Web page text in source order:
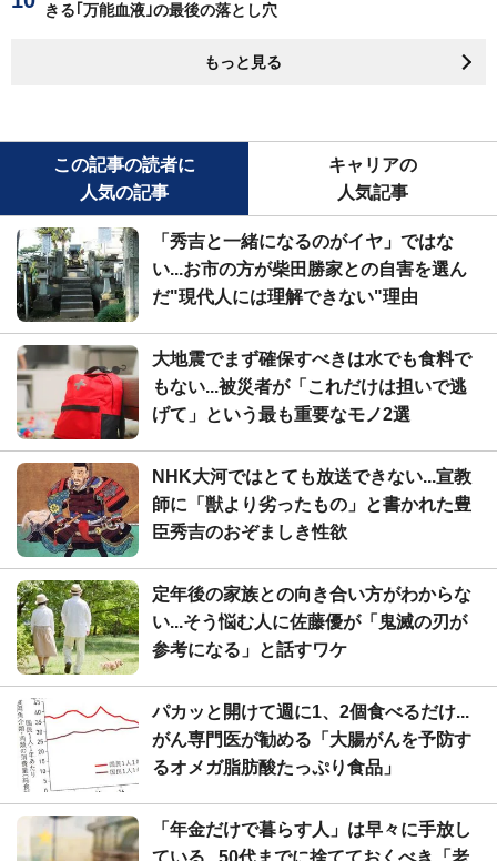
きる｢万能血液｣の最後の落とし穴
もっと見る
この記事の読者に
人気の記事
キャリアの
人気記事
「秀吉と一緒になるのがイヤ」ではな
い...お市の方が柴田勝家との自害を選ん
だ"現代人には理解できない"理由
大地震でまず確保すべきは水でも食料で
もない...被災者が「これだけは担いで逃
げて」という最も重要なモノ2選
NHK大河ではとても放送できない...宣教
師に「獣より劣ったもの」と書かれた豊
臣秀吉のおぞましき性欲
定年後の家族との向き合い方がわからな
い...そう悩む人に佐藤優が「鬼滅の刃が
参考になる」と話すワケ
パカッと開けて週に1、2個食べるだけ...
がん専門医が勧める「大腸がんを予防す
るオメガ脂肪酸たっぷり食品」
「年金だけで暮らす人」は早々に手放し
ている...50代までに捨てておくべき「老